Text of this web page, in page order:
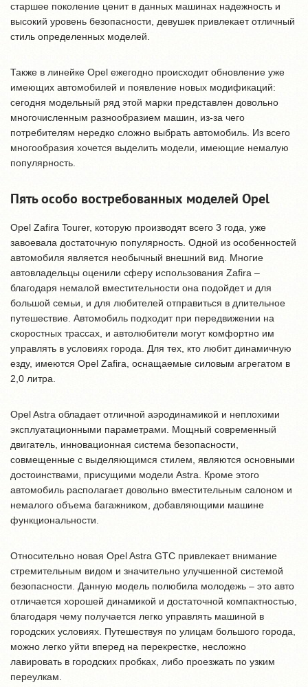
старшее поколение ценит в данных машинах надежность и
высокий уровень безопасности, девушек привлекает отличный
стиль определенных моделей.
Также в линейке Opel ежегодно происходит обновление уже
имеющих автомобилей и появление новых модификаций:
сегодня модельный ряд этой марки представлен довольно
многочисленным разнообразием машин, из-за чего
потребителям нередко сложно выбрать автомобиль. Из всего
многообразия хочется выделить модели, имеющие немалую
популярность.
Пять особо востребованных моделей Opel
Opel Zafira Tourer, которую производят всего 3 года, уже
завоевала достаточную популярность. Одной из особенностей
автомобиля является необычный внешний вид. Многие
автовладельцы оценили сферу использования Zafira –
благодаря немалой вместительности она подойдет и для
большой семьи, и для любителей отправиться в длительное
путешествие. Автомобиль подходит при передвижении на
скоростных трассах, и автолюбители могут комфортно им
управлять в условиях города. Для тех, кто любит динамичную
езду, имеются Opel Zafira, оснащаемые силовым агрегатом в
2,0 литра.
Opel Astra обладает отличной аэродинамикой и неплохими
эксплуатационными параметрами. Мощный современный
двигатель, инновационная система безопасности,
совмещенные с выделяющимся стилем, являются основными
достоинствами, присущими модели Astra. Кроме этого
автомобиль располагает довольно вместительным салоном и
немалого объема багажником, добавляющими машине
функциональности.
Относительно новая Opel Astra GTC привлекает внимание
стремительным видом и значительно улучшенной системой
безопасности. Данную модель полюбила молодежь – это авто
отличается хорошей динамикой и достаточной компактностью,
благодаря чему получается легко управлять машиной в
городских условиях. Путешествуя по улицам большого города,
можно легко уйти вперед на перекрестке, несложно
лавировать в городских пробках, либо проезжать по узким
переулкам.